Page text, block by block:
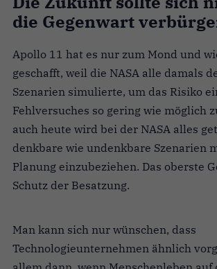
die Gegenwart
Apollo 11 hat es nur zum Mond und
geschafft, weil die NASA alle damals
Szenarien simulierte, um das Risiko
Fehlversuches so gering wie möglich
auch heute wird bei der NASA alles
denkbare wie undenkbare Szenarien
Planung einzubeziehen. Das oberste
Schutz der Besatzung.
Man kann sich nur wünschen, dass
Technologieunternehmen ähnlich